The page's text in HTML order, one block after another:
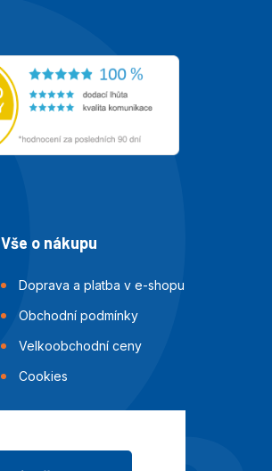
Vše o nákupu
Doprava a platba v e-shopu
Obchodní podmínky
Velkoobchodní ceny
Cookies